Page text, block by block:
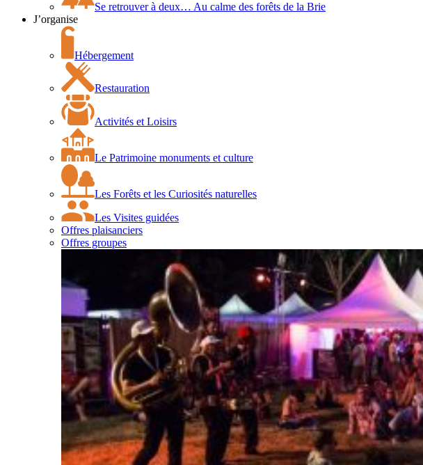
Se retrouver à deux… Au calme des forêts de la Brie
J’organise
Hébergement
Restauration
Activités et Loisirs
Le Patrimoine monuments et culture
Les Forêts et les Curiosités naturelles
Les Visites guidées
Offres plaisanciers
Offres groupes